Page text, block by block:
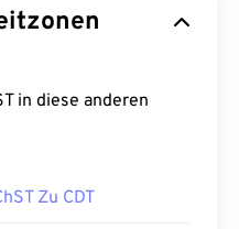
in diese anderen
Zu CDT